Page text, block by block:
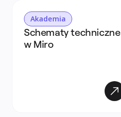
Akademia
Schematy techniczne